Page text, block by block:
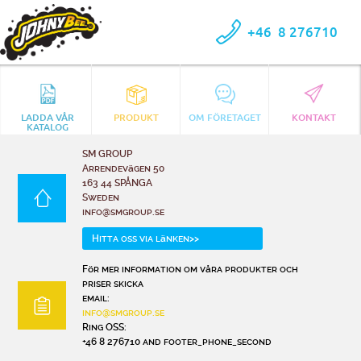
+46 8 276710
LADDA VÅR
KATALOG
PRODUKT OM FÖRETAGET KONTAKT
SM GROUP
Arrendevägen 50
163 44 SPÅNGA
Sweden
info@smgroup.se
Hitta oss via länken>>
För mer information om våra produkter och
priser skicka
email:
info@smgroup.se
Ring OSS:
+46 8 276710 and footer_phone_second